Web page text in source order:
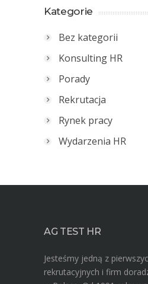
Kategorie
Bez kategorii
Konsulting HR
Porady
Rekrutacja
Rynek pracy
Wydarzenia HR
AG TEST HR
Jesteśmy jedną z
rekrutacyjnych i firm